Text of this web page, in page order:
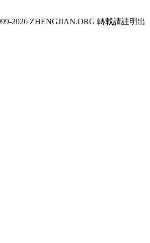
2026 ZHENGJIAN.ORG 轉載請註明出